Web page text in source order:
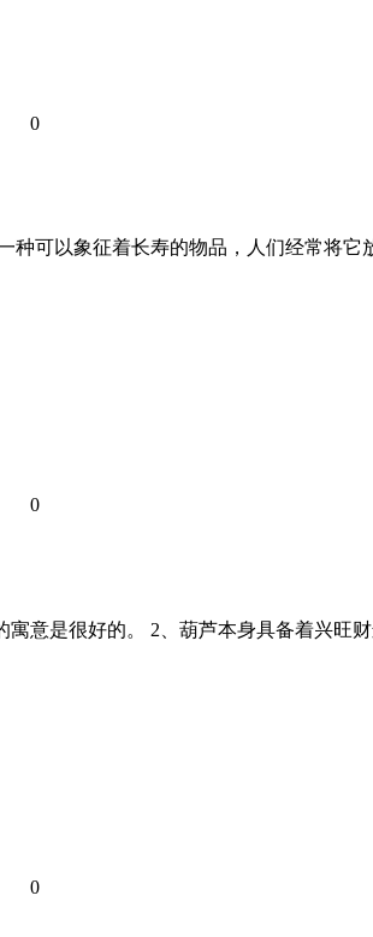
0
种可以象征着长寿的物品，人们经常将
0
意是很好的。 2、葫芦本身具备着兴旺
0